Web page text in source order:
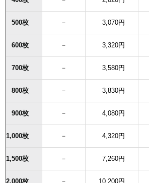
500枚 － 3,070円
600枚 － 3,320円
700枚 － 3,580円
800枚 － 3,830円
900枚 － 4,080円
1,000枚 － 4,320円
1,500枚 － 7,260円
2,000枚 － 10,200円